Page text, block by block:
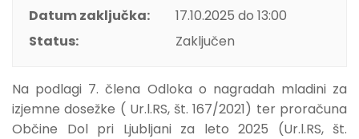
Datum zaključka:
17.10.2025 do 13:00
Status:
Zaključen
Na podlagi 7. člena Odloka o nagradah mladini za
izjemne dosežke ( Ur.l.RS, št. 167/2021) ter proračuna
Občine Dol pri Ljubljani za leto 2025 (Ur.l.RS, št.